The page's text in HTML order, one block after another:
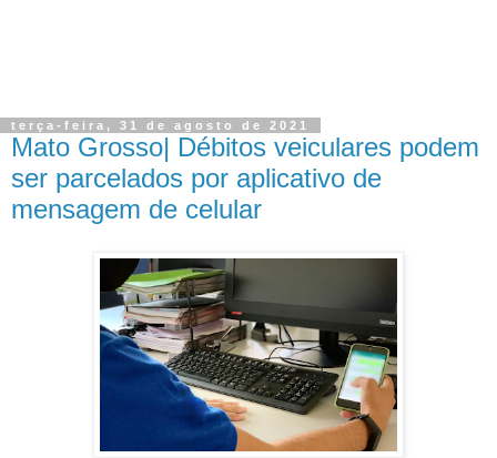
terça-feira, 31 de agosto de 2021
Mato Grosso| Débitos veiculares podem
ser parcelados por aplicativo de
mensagem de celular